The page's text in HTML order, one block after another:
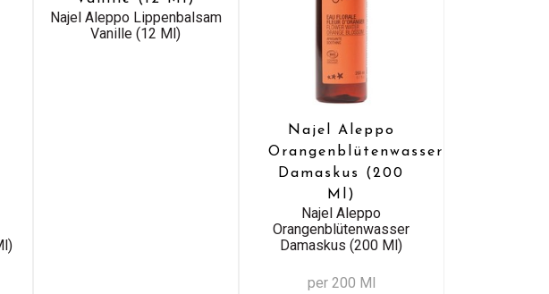
Najel Aleppo Lippenbalsam
Vanille (12 Ml)
Najel Aleppo
Orangenblütenwasser
Damaskus (200
Ml)
Najel Aleppo
Orangenblütenwasser
Damaskus (200 Ml)
per 200 Ml